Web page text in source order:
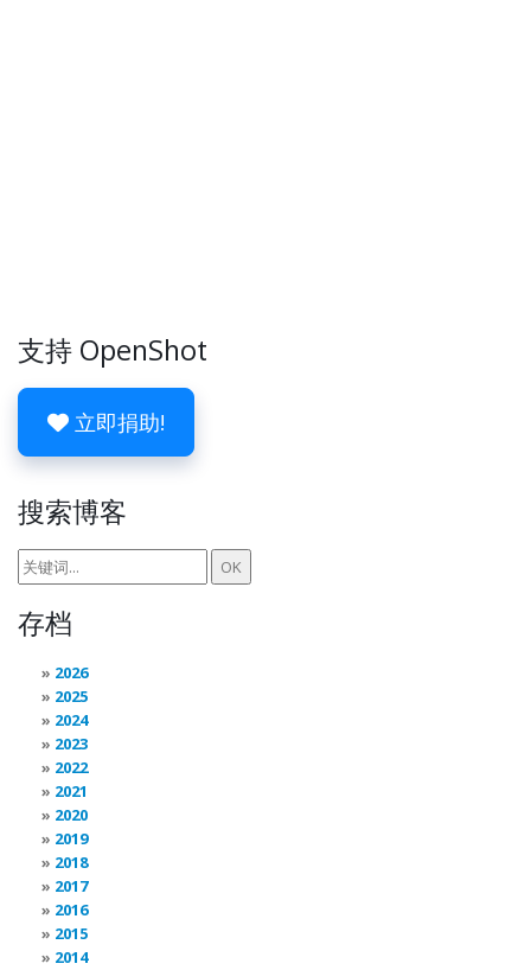
支持 OpenShot
立即捐助!
搜索博客
存档
2026
2025
2024
2023
2022
2021
2020
2019
2018
2017
2016
2015
2014